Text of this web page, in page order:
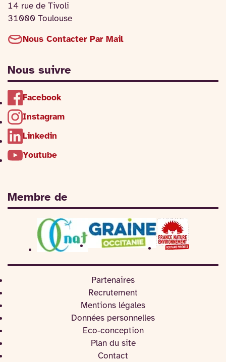
14 rue de Tivoli
31000 Toulouse
Nous Contacter Par Mail
Nous suivre
Facebook
Instagram
Linkedin
Youtube
Membre de
Partenaires
Recrutement
Mentions légales
Données personnelles
Eco-conception
Plan du site
Contact